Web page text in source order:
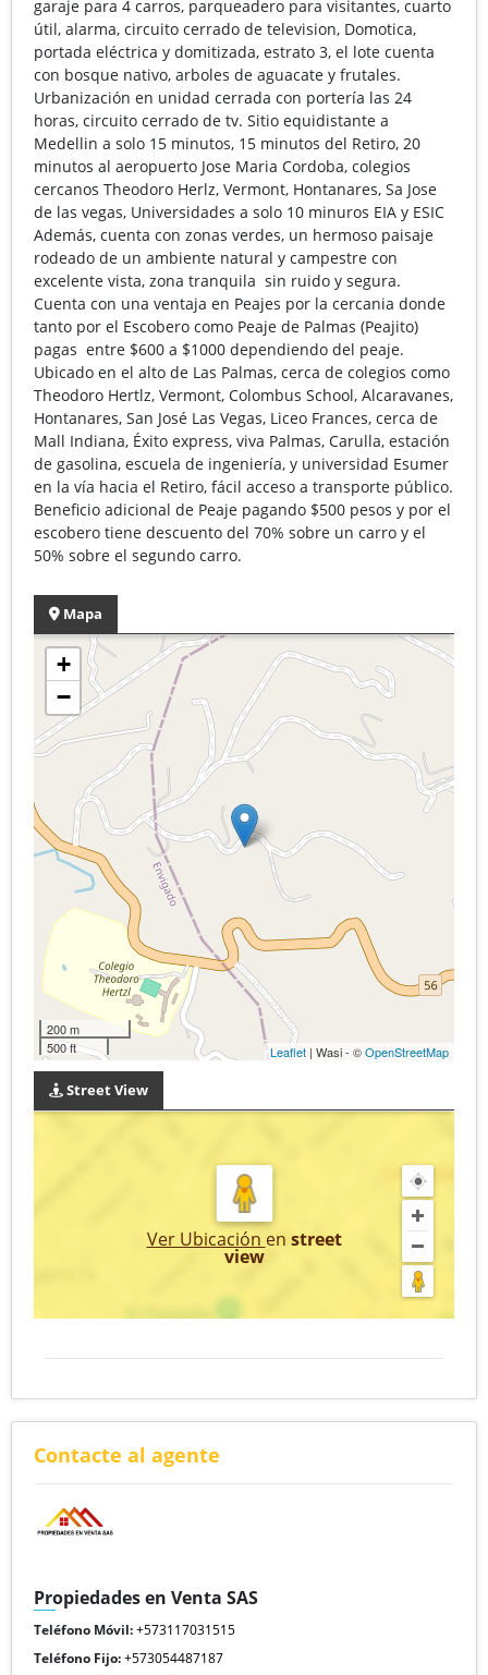
garaje para 4 carros, parqueadero para visitantes, cuarto
útil, alarma, circuito cerrado de television, Domotica,
portada eléctrica y domitizada, estrato 3, el lote cuenta
con bosque nativo, arboles de aguacate y frutales.
Urbanización en unidad cerrada con portería las 24
horas, circuito cerrado de tv. Sitio equidistante a
Medellin a solo 15 minutos, 15 minutos del Retiro, 20
minutos al aeropuerto Jose Maria Cordoba, colegios
cercanos Theodoro Herlz, Vermont, Hontanares, Sa Jose
de las vegas, Universidades a solo 10 minuros EIA y ESIC
Además, cuenta con zonas verdes, un hermoso paisaje
rodeado de un ambiente natural y campestre con
excelente vista, zona tranquila sin ruido y segura.
Cuenta con una ventaja en Peajes por la cercania donde
tanto por el Escobero como Peaje de Palmas (Peajito)
pagas entre $600 a $1000 dependiendo del peaje.
Ubicado en el alto de Las Palmas, cerca de colegios como
Theodoro Hertlz, Vermont, Colombus School, Alcaravanes,
Hontanares, San José Las Vegas, Liceo Frances, cerca de
Mall Indiana, Éxito express, viva Palmas, Carulla, estación
de gasolina, escuela de ingeniería, y universidad Esumer
en la vía hacia el Retiro, fácil acceso a transporte público.
Beneficio adicional de Peaje pagando $500 pesos y por el
escobero tiene descuento del 70% sobre un carro y el
50% sobre el segundo carro.
Mapa
+
−
200 m
500 ft
Leaflet | Wasi - ©OpenStreetMap
Street View
Ver Ubicación en street
view
Contacte al agente
Propiedades en Venta SAS
Teléfono Móvil:+573117031515
Teléfono Fijo:+573054487187